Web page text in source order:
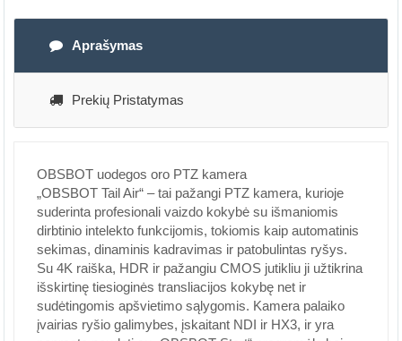
Aprašymas
Prekių Pristatymas
OBSBOT uodegos oro PTZ kamera
„OBSBOT Tail Air“ – tai pažangi PTZ kamera, kurioje
suderinta profesionali vaizdo kokybė su išmaniomis
dirbtinio intelekto funkcijomis, tokiomis kaip automatinis
sekimas, dinaminis kadravimas ir patobulintas ryšys.
Su 4K raiška, HDR ir pažangiu CMOS jutikliu ji užtikrina
išskirtinę tiesioginės transliacijos kokybę net ir
sudėtingomis apšvietimo sąlygomis. Kamera palaiko
įvairias ryšio galimybes, įskaitant NDI ir HX3, ir yra